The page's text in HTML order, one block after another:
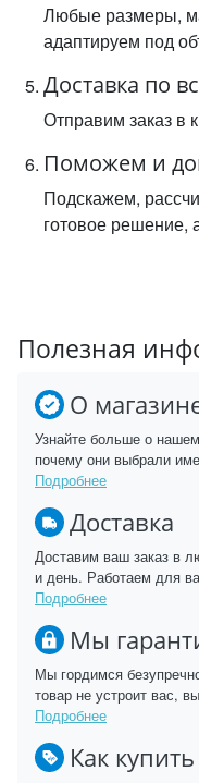
Любые размеры,
адаптируем под
Доставка по
Отправим заказ в
Поможем и
Подскажем,
готовое решение,
Полезная
О
Узнайте больше о
почему они выбрали
Подробнее
Доставка
Доставим ваш заказ в
и день. Работаем для
Подробнее
Мы
Мы гордимся
товар не устроит вас,
Подробнее
Как купить